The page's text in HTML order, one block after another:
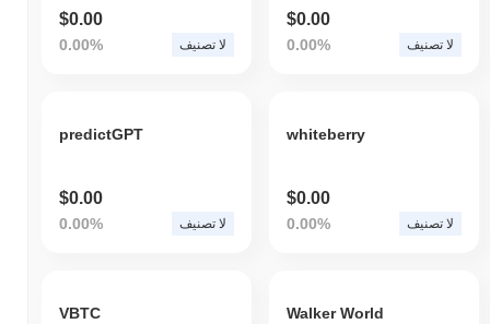
$0.00
0.00% لا تصنيف
$0.00
0.00% لا تصنيف
predictGPT
$0.00
0.00% لا تصنيف
whiteberry
$0.00
0.00% لا تصنيف
VBTC Walker World